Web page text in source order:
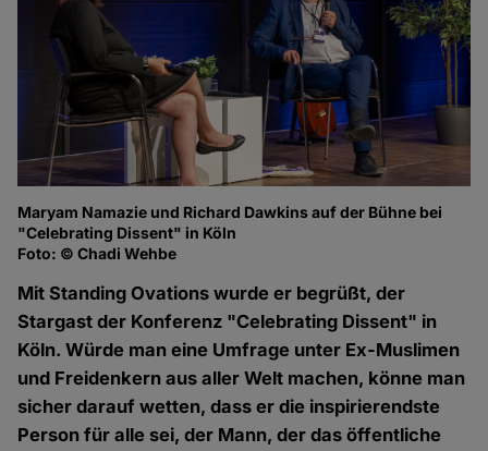
Maryam Namazie und Richard Dawkins auf der Bühne bei
"Celebrating Dissent" in Köln
Foto: © Chadi Wehbe
Mit Standing Ovations wurde er begrüßt, der
Stargast der Konferenz "Celebrating Dissent" in
Köln. Würde man eine Umfrage unter Ex-Muslimen
und Freidenkern aus aller Welt machen, könne man
sicher darauf wetten, dass er die inspirierendste
Person für alle sei, der Mann, der das öffentliche